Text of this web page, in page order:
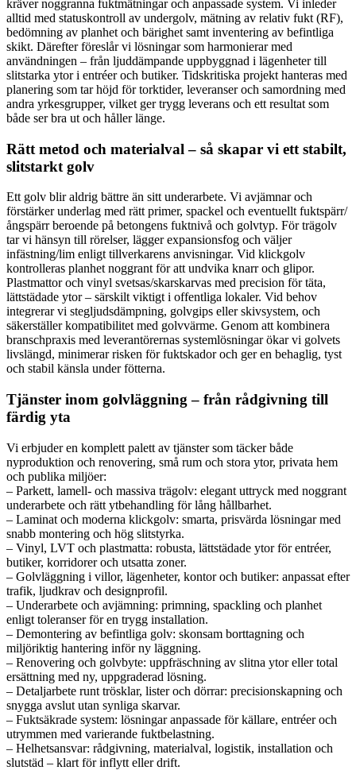
kräver noggranna fuktmätningar och anpassade system. Vi inleder
alltid med statuskontroll av undergolv, mätning av relativ fukt (RF),
bedömning av planhet och bärighet samt inventering av befintliga
skikt. Därefter föreslår vi lösningar som harmonierar med
användningen – från ljuddämpande uppbyggnad i lägenheter till
slitstarka ytor i entréer och butiker. Tidskritiska projekt hanteras med
planering som tar höjd för torktider, leveranser och samordning med
andra yrkesgrupper, vilket ger trygg leverans och ett resultat som
både ser bra ut och håller länge.
Rätt metod och materialval – så skapar vi ett stabilt,
slitstarkt golv
Ett golv blir aldrig bättre än sitt underarbete. Vi avjämnar och
förstärker underlag med rätt primer, spackel och eventuellt fuktspärr/
ångspärr beroende på betongens fuktnivå och golvtyp. För trägolv
tar vi hänsyn till rörelser, lägger expansionsfog och väljer
infästning/lim enligt tillverkarens anvisningar. Vid klickgolv
kontrolleras planhet noggrant för att undvika knarr och glipor.
Plastmattor och vinyl svetsas/skarskarvas med precision för täta,
lättstädade ytor – särskilt viktigt i offentliga lokaler. Vid behov
integrerar vi stegljudsdämpning, golvgips eller skivsystem, och
säkerställer kompatibilitet med golvvärme. Genom att kombinera
branschpraxis med leverantörernas systemlösningar ökar vi golvets
livslängd, minimerar risken för fuktskador och ger en behaglig, tyst
och stabil känsla under fötterna.
Tjänster inom golvläggning – från rådgivning till
färdig yta
Vi erbjuder en komplett palett av tjänster som täcker både
nyproduktion och renovering, små rum och stora ytor, privata hem
och publika miljöer:
– Parkett, lamell- och massiva trägolv: elegant uttryck med noggrant
underarbete och rätt ytbehandling för lång hållbarhet.
– Laminat och moderna klickgolv: smarta, prisvärda lösningar med
snabb montering och hög slitstyrka.
– Vinyl, LVT och plastmatta: robusta, lättstädade ytor för entréer,
butiker, korridorer och utsatta zoner.
– Golvläggning i villor, lägenheter, kontor och butiker: anpassat efter
trafik, ljudkrav och designprofil.
– Underarbete och avjämning: primning, spackling och planhet
enligt toleranser för en trygg installation.
– Demontering av befintliga golv: skonsam borttagning och
miljöriktig hantering inför ny läggning.
– Renovering och golvbyte: uppfräschning av slitna ytor eller total
ersättning med ny, uppgraderad lösning.
– Detaljarbete runt trösklar, lister och dörrar: precisionskapning och
snygga avslut utan synliga skarvar.
– Fuktsäkrade system: lösningar anpassade för källare, entréer och
utrymmen med varierande fuktbelastning.
– Helhetsansvar: rådgivning, materialval, logistik, installation och
slutstäd – klart för inflytt eller drift.